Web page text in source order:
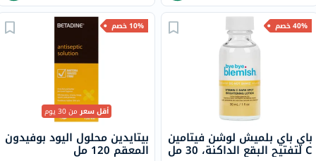
40% خصم
باي باي بلميش لوشن فيتامين
C لتفتيح البقع الداكنة، 30 مل
10% خصم
أقل سعرمن 30 يوم
بيتايدين محلول اليود بوفيدون
المعقم 120 مل